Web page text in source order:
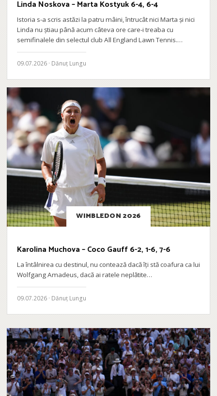
Linda Noskova – Marta Kostyuk 6-4, 6-4
Istoria s-a scris astăzi la patru mâini, întrucât nici Marta și nici
Linda nu știau până acum câteva ore care-i treaba cu
semifinalele din selectul club All England Lawn Tennis.…
09.07.2026 · Dănuț Lungu
WIMBLEDON 2026
Karolina Muchova – Coco Gauff 6-2, 1-6, 7-6
La întâlnirea cu destinul, nu contează dacă îți stă coafura ca lui
Wolfgang Amadeus, dacă ai ratele neplătite…
09.07.2026 · Dănuț Lungu